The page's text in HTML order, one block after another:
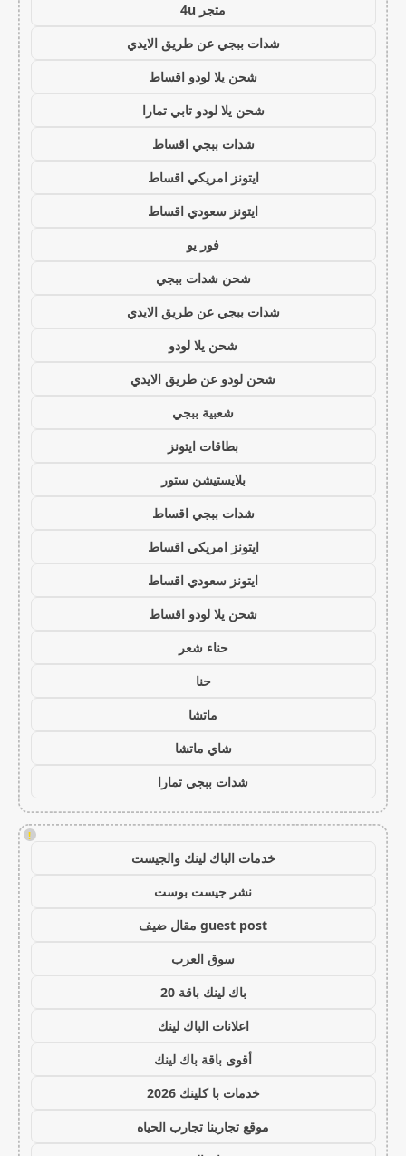
متجر 4u
شدات ببجي عن طريق الايدي
شحن يلا لودو اقساط
شحن يلا لودو تابي تمارا
شدات ببجي اقساط
ايتونز امريكي اقساط
ايتونز سعودي اقساط
فور يو
شحن شدات ببجي
شدات ببجي عن طريق الايدي
شحن يلا لودو
شحن لودو عن طريق الايدي
شعبية ببجي
بطاقات ايتونز
بلايستيشن ستور
شدات ببجي اقساط
ايتونز امريكي اقساط
ايتونز سعودي اقساط
شحن يلا لودو اقساط
حناء شعر
حنا
ماتشا
شاي ماتشا
شدات ببجي تمارا
!
خدمات الباك لينك والجيست
نشر جيست بوست
guest post مقال ضيف
سوق العرب
باك لينك باقة 20
اعلانات الباك لينك
أقوى باقة باك لينك
خدمات با كلينك 2026
موقع تجاربنا تجارب الحياه